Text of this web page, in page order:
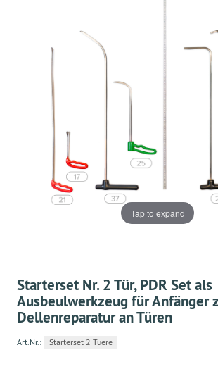
Tap to expand
Starterset Nr. 2 Tür, PDR Set als
Ausbeulwerkzeug für Anfänger
Dellenreparatur an Türen
Art.Nr.: Starterset 2 Tuere